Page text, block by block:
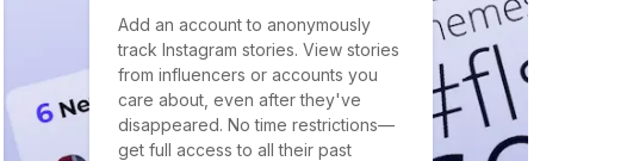
Add an account to anonymously
track Instagram stories. View stories
from influencers or accounts you
care about, even after they've
disappeared. No time restrictions—
get full access to all their past